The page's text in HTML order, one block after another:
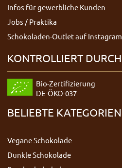
Infos für gewerbliche Kunden
Jobs / Praktika
Schokoladen-Outlet auf Instagram
KONTROLLIERT DURCH
Bio-Zertifizierung
DE-ÖKO-037
BELIEBTE KATEGORIEN
Vegane Schokolade
Dunkle Schokolade